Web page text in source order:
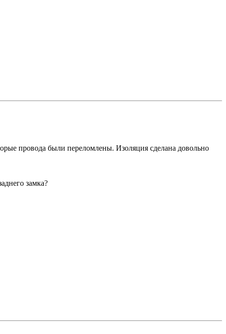
провода были переломлены. Изоляция сделана довольно
замка?